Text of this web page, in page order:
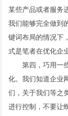
某些产品或者服务
我们能够完全做到
键词布局的情况下
式是笔者在优化企
第四，巧用一些
化。我们知道企业
们，关于我们等之
进行控制，不要让